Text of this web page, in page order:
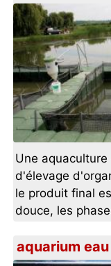
Une
d'élevage
le produit final
douce, les
aquarium